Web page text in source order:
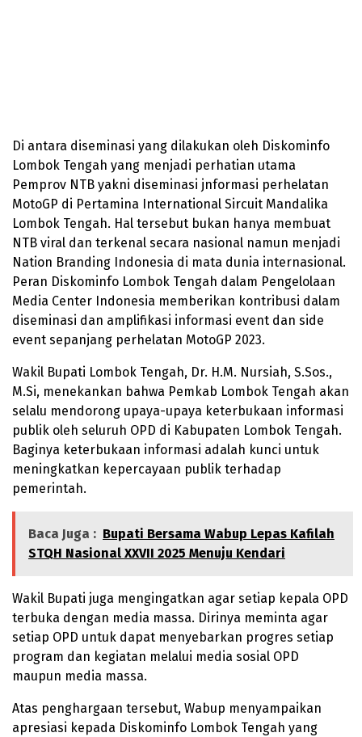
Di antara diseminasi yang dilakukan oleh Diskominfo
Lombok Tengah yang menjadi perhatian utama
Pemprov NTB yakni diseminasi jnformasi perhelatan
MotoGP di Pertamina International Sircuit Mandalika
Lombok Tengah. Hal tersebut bukan hanya membuat
NTB viral dan terkenal secara nasional namun menjadi
Nation Branding Indonesia di mata dunia internasional.
Peran Diskominfo Lombok Tengah dalam Pengelolaan
Media Center Indonesia memberikan kontribusi dalam
diseminasi dan amplifikasi informasi event dan side
event sepanjang perhelatan MotoGP 2023.
Wakil Bupati Lombok Tengah, Dr. H.M. Nursiah, S.Sos.,
M.Si, menekankan bahwa Pemkab Lombok Tengah akan
selalu mendorong upaya-upaya keterbukaan informasi
publik oleh seluruh OPD di Kabupaten Lombok Tengah.
Baginya keterbukaan informasi adalah kunci untuk
meningkatkan kepercayaan publik terhadap
pemerintah.
Baca Juga : Bupati Bersama Wabup Lepas Kafilah
STQH Nasional XXVII 2025 Menuju Kendari
Wakil Bupati juga mengingatkan agar setiap kepala OPD
terbuka dengan media massa. Dirinya meminta agar
setiap OPD untuk dapat menyebarkan progres setiap
program dan kegiatan melalui media sosial OPD
maupun media massa.
Atas penghargaan tersebut, Wabup menyampaikan
apresiasi kepada Diskominfo Lombok Tengah yang